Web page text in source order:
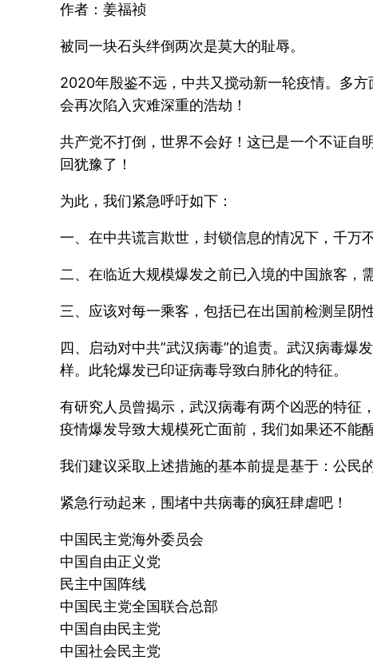
作者：姜福祯
被同一块石头绊倒两次是莫大的耻辱。
2020年殷鉴不远，中共又搅动新一轮疫情。多
会再次陷入灾难深重的浩劫！
共产党不打倒，世界不会好！这已是一个不证自
回犹豫了！
为此，我们紧急呼吁如下：
一、在中共谎言欺世，封锁信息的情况下，千万
二、在临近大规模爆发之前已入境的中国旅客，
三、应该对每一乘客，包括已在出国前检测呈阴
四、启动对中共”武汉病毒”的追责。武汉病毒
样。此轮爆发已印证病毒导致白肺化的特征。
有研究人员曾揭示，武汉病毒有两个凶恶的特征
疫情爆发导致大规模死亡面前，我们如果还不能
我们建议采取上述措施的基本前提是基于：公民
紧急行动起来，围堵中共病毒的疯狂肆虐吧！
中国民主党海外委员会
中国自由正义党
民主中国阵线
中国民主党全国联合总部
中国自由民主党
中国社会民主党